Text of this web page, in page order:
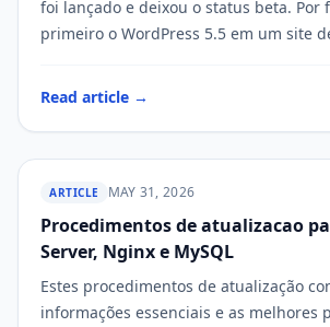
foi lançado e deixou o status beta. Por
primeiro o WordPress 5.5 em um site
Read article →
WP STAGING
ARTICLE MAY 31, 2026
Procedimentos de atualizacao
Server, Nginx e MySQL
Estes procedimentos de atualização
informações essenciais e as melhores